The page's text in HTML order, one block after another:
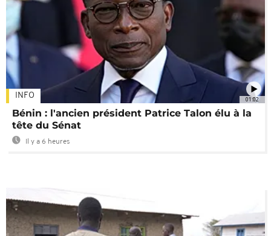
01:02
INFO
Bénin : l'ancien président Patrice Talon élu à la
tête du Sénat
Il y a 6 heures